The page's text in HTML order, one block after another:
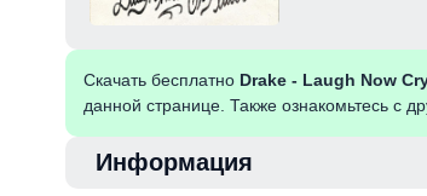
Скачать бесплатно Drake - Laugh Now
данной странице. Также ознакомьтесь с
Информация